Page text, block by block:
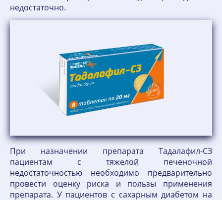
недостаточно.
При назначении препарата Тадалафил-СЗ
пациентам с тяжелой печеночной
недостаточностью необходимо предварительно
провести оценку риска и пользы применения
препарата. У пациентов с сахарным диабетом на